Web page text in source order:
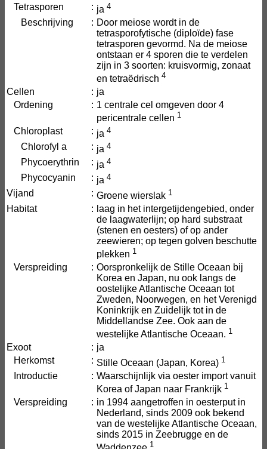
Tetrasporen : ja 4
Beschrijving : Door meiose wordt in de
tetrasporofytische (diploïde) fase
tetrasporen gevormd. Na de meiose
ontstaan er 4 sporen die te verdelen
zijn in 3 soorten: kruisvormig, zonaat
en tetraëdrisch 4
Cellen : ja
Ordening
: 1 centrale cel omgeven door 4
pericentrale cellen 1
Chloroplast : ja 4
Chlorofyl a : ja 4
Phycoerythrin : ja 4
Phycocyanin : ja 4
Vijand : Groene wierslak 1
Habitat : laag in het intergetijdengebied, onder
de laagwaterlijn; op hard substraat
(stenen en oesters) of op ander
zeewieren; op tegen golven beschutte
plekken 1
Verspreiding : Oorspronkelijk de Stille Oceaan bij
Korea en Japan, nu ook langs de
oostelijke Atlantische Oceaan tot
Zweden, Noorwegen, en het Verenigd
Koninkrijk en Zuidelijk tot in de
Middellandse Zee. Ook aan de
westelijke Atlantische Oceaan. 1
Exoot : ja
Herkomst
: Stille Oceaan (Japan, Korea) 1
Introductie : Waarschijnlijk via oester import vanuit
Korea of Japan naar Frankrijk 1
Verspreiding : in 1994 aangetroffen in oesterput in
Nederland, sinds 2009 ook bekend
van de westelijke Atlantische Oceaan,
sinds 2015 in Zeebrugge en de
1